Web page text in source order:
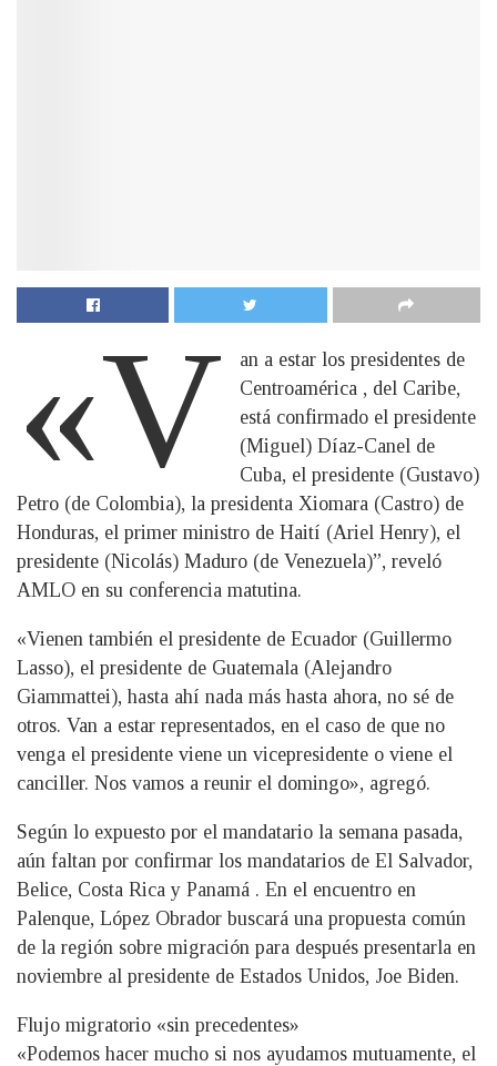
«V
an a estar los presidentes de
Centroamérica , del Caribe,
está confirmado el presidente
(Miguel) Díaz-Canel de
Cuba, el presidente (Gustavo)
Petro (de Colombia), la presidenta Xiomara (Castro) de
Honduras, el primer ministro de Haití (Ariel Henry), el
presidente (Nicolás) Maduro (de Venezuela)”, reveló
AMLO en su conferencia matutina.
«Vienen también el presidente de Ecuador (Guillermo
Lasso), el presidente de Guatemala (Alejandro
Giammattei), hasta ahí nada más hasta ahora, no sé de
otros. Van a estar representados, en el caso de que no
venga el presidente viene un vicepresidente o viene el
canciller. Nos vamos a reunir el domingo», agregó.
Según lo expuesto por el mandatario la semana pasada,
aún faltan por confirmar los mandatarios de El Salvador,
Belice, Costa Rica y Panamá . En el encuentro en
Palenque, López Obrador buscará una propuesta común
de la región sobre migración para después presentarla en
noviembre al presidente de Estados Unidos, Joe Biden.
Flujo migratorio «sin precedentes»
«Podemos hacer mucho si nos ayudamos mutuamente, el